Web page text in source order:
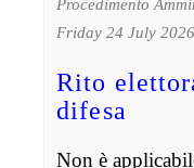
Procedimento
Friday 24 July
Rito
difesa
Non è